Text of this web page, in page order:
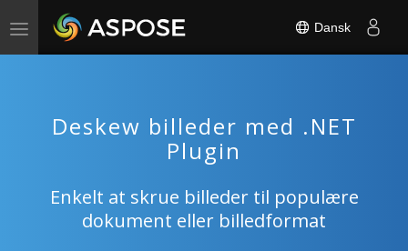
Toggle
Dansk
Deskew billeder med .NET
Plugin
Enkelt at skrue billeder til populære
dokument eller billedformat